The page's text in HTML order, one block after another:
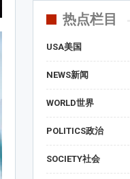
热点栏目
USA美国
NEWS新闻
WORLD世界
POLITICS政治
SOCIETY社会